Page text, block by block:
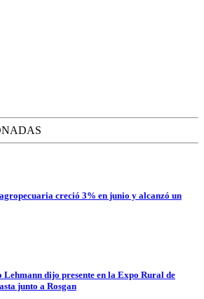
creció 3% en junio y alcanzó un
dijo presente en la Expo Rural de
junto a Rosgan